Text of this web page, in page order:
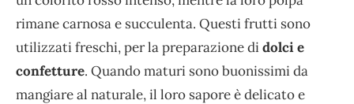
rimane carnosa e succulenta. Questi frutti sono
utilizzati freschi, per la preparazione didolci e
confetture. Quando maturi sono buonissimi da
mangiare al naturale, il loro sapore è delicato e